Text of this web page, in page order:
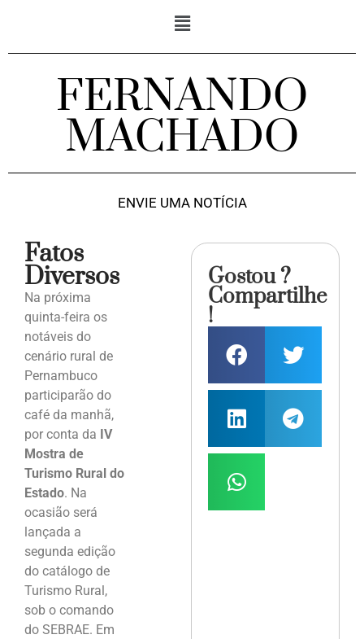
FERNANDO
MACHADO
ENVIE UMA NOTÍCIA
Fatos
Diversos
Na próxima
quinta-feira os
notáveis do
cenário rural de
Pernambuco
participarão do
café da manhã,
por conta da IV
Mostra de
Turismo Rural do
Estado. Na
ocasião será
lançada a
segunda edição
do catálogo de
Turismo Rural,
sob o comando
do SEBRAE. Em
Gostou ?
Compartilhe
!